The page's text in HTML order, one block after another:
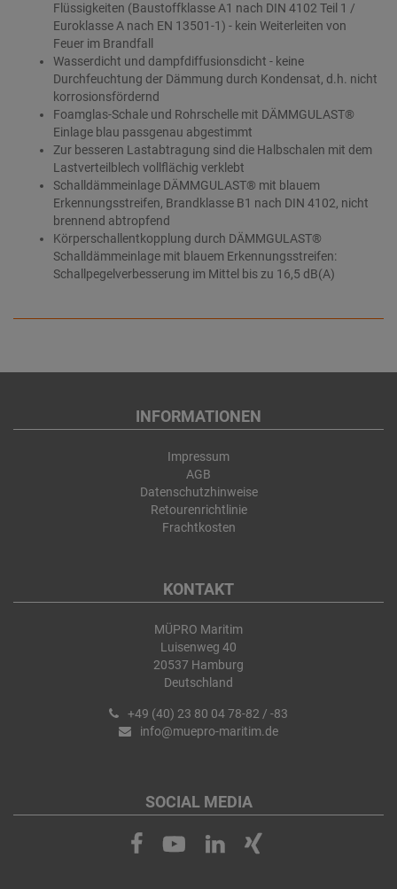
Flüssigkeiten (Baustoffklasse A1 nach DIN 4102 Teil 1 /
Euroklasse A nach EN 13501-1) - kein Weiterleiten von
Feuer im Brandfall
Wasserdicht und dampfdiffusionsdicht - keine
Durchfeuchtung der Dämmung durch Kondensat, d.h. nicht
korrosionsfördernd
Foamglas-Schale und Rohrschelle mit DÄMMGULAST®
Einlage blau passgenau abgestimmt
Zur besseren Lastabtragung sind die Halbschalen mit dem
Lastverteilblech vollflächig verklebt
Schalldämmeinlage DÄMMGULAST® mit blauem
Erkennungsstreifen, Brandklasse B1 nach DIN 4102, nicht
brennend abtropfend
Körperschallentkopplung durch DÄMMGULAST®
Schalldämmeinlage mit blauem Erkennungsstreifen:
Schallpegelverbesserung im Mittel bis zu 16,5 dB(A)
INFORMATIONEN
Impressum
AGB
Datenschutzhinweise
Retourenrichtlinie
Frachtkosten
KONTAKT
MÜPRO Maritim
Luisenweg 40
20537 Hamburg
Deutschland
+49 (40) 23 80 04 78-82 / -83
info@muepro-maritim.de
SOCIAL MEDIA